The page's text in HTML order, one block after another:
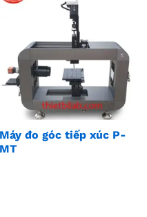
Máy đo góc tiếp xúc P-
MT